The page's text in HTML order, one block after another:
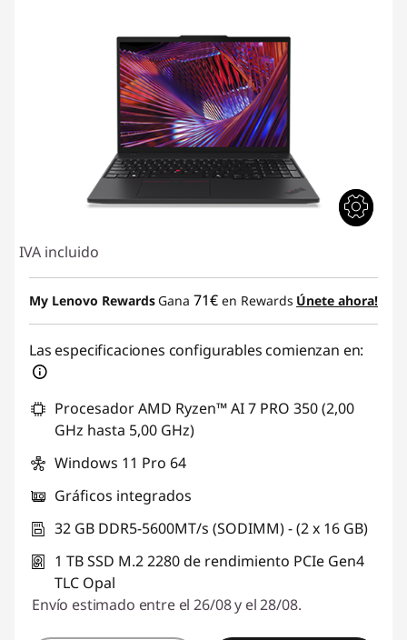
IVA incluido
My Lenovo Rewards Gana 71€ en Rewards Únete ahora!
Las especificaciones configurables comienzan en:
Procesador AMD Ryzen™ AI 7 PRO 350 (2,00
GHz hasta 5,00 GHz)
Windows 11 Pro 64
Gráficos integrados
32 GB DDR5-5600MT/s (SODIMM) - (2 x 16 GB)
1 TB SSD M.2 2280 de rendimiento PCIe Gen4
TLC Opal
Envío estimado entre el 26/08 y el 28/08.